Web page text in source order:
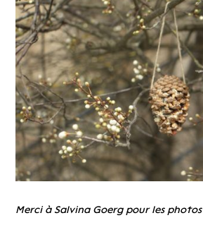
Merci à Salvina Goerg pour les photos